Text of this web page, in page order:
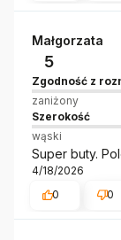
Małgorzata
5
Zgodność z
zaniżony
Szerokość
wąski
Super buty.
4/18/2026
0
0